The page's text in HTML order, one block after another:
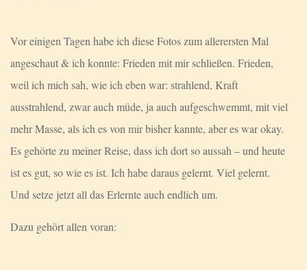
Vor einigen Tagen habe ich diese Fotos zum allerersten Mal
angeschaut & ich konnte: Frieden mit mir schließen. Frieden,
weil ich mich sah, wie ich eben war: strahlend, Kraft
ausstrahlend, zwar auch müde, ja auch aufgeschwemmt, mit viel
mehr Masse, als ich es von mir bisher kannte, aber es war okay.
Es gehörte zu meiner Reise, dass ich dort so aussah – und heute
ist es gut, so wie es ist. Ich habe daraus gelernt. Viel gelernt.
Und setze jetzt all das Erlernte auch endlich um.
Dazu gehört allen voran: